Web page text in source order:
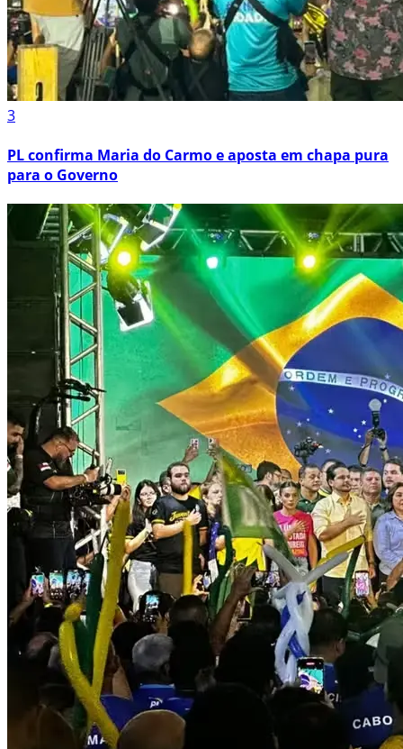
3
PL confirma Maria do Carmo e aposta em chapa pura
para o Governo